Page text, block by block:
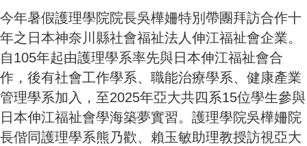
今年暑假護理學院院長吳樺姍特別帶團拜訪合作十
年之日本神奈川縣社會福祉法人伸江福祉會企業。
自105年起由護理學系率先與日本伸江福祉會合
作，後有社會工作學系、職能治療學系、健康產業
管理學系加入，至2025年亞大共四系15位學生參與
日本伸江福祉會學海築夢實習。護理學院吳樺姍院
長偕同護理學系熊乃歡、賴玉敏助理教授訪視亞大